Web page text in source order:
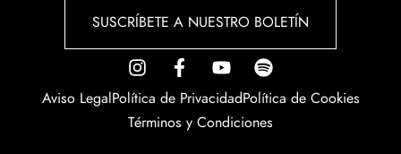
SUSCRÍBETE A NUESTRO BOLETÍN
Aviso Legal Política de Privacidad Política de Cookies
Términos y Condiciones